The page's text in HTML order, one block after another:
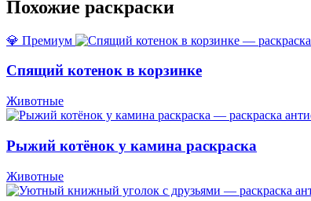
Похожие раскраски
💎 Премиум
Спящий котенок в корзинке
Животные
Рыжий котёнок у камина раскраска
Животные